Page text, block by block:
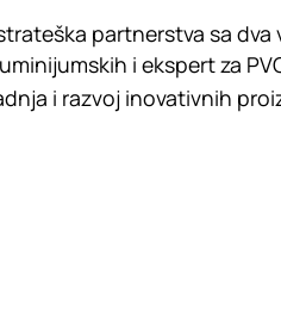
partnerstva sa
i ekspert za
i razvoj inovativnih